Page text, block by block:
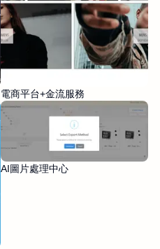
電商平台+金流服務
AI圖片處理中心